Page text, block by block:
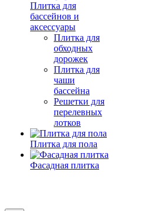
Плитка для
бассейнов и
аксессуары
Плитка для
обходных
дорожек
Плитка для
чаши
бассейна
Решетки для
перелевных
лотков
Плитка для пола
Фасадная плитка